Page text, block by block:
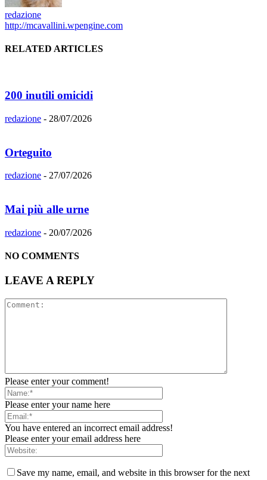
redazione
http://mcavallini.wpengine.com
RELATED ARTICLES
200 inutili omicidi
redazione - 28/07/2026
Orteguito
redazione - 27/07/2026
Mai più alle urne
redazione - 20/07/2026
NO COMMENTS
LEAVE A REPLY
Please enter your comment!
Please enter your name here
You have entered an incorrect email address!
Please enter your email address here
Save my name, email, and website in this browser for the next